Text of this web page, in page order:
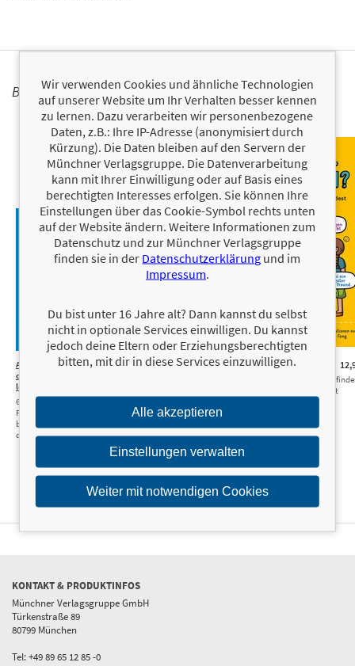
BÜCHER
16,00 €
Alles, was du in
der Schule nicht
lernst
65 superwichtige
Fähigkeiten, die du
beherrschen solltest, bevor
du erwachsen bist
16,00 €
Was
richtigen Worte
mit anderen
auskommst
Was soll ich sagen?
Wie du stets die richtigen Worte
und gut mit anderen auskommst
KONTAKT & PRODUKTINFOS
Münchner Verlagsgruppe GmbH
Türkenstraße 89
80799 München
Tel: +49 89 65 12 85 -0
Wir verwenden Cookies und ähnliche Technologien
auf unserer Website um Ihr Verhalten besser kennen
zu lernen. Dazu verarbeiten wir personenbezogene
Daten, z.B.: Ihre IP-Adresse (anonymisiert durch
Kürzung). Die Daten bleiben auf den Servern der
Münchner Verlagsgruppe. Die Datenverarbeitung
kann mit Ihrer Einwilligung oder auf Basis eines
berechtigten Interesses erfolgen. Sie können Ihre
Einstellungen über das Cookie-Symbol rechts unten
auf der Website ändern. Weitere Informationen zum
Datenschutz und zur Münchner Verlagsgruppe
finden sie in der Datenschutzerklärung und im
Impressum.
Du bist unter 16 Jahre alt? Dann kannst du selbst
nicht in optionale Services einwilligen. Du kannst
jedoch deine Eltern oder Erziehungsberechtigten
bitten, mit dir in diese Services einzuwilligen.
Alle akzeptieren
Einstellungen verwalten
Weiter mit notwendigen Cookies